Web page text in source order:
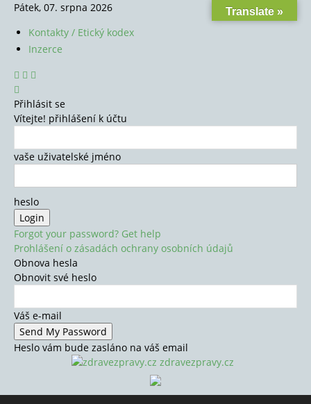
Pátek, 07. srpna 2026
Kontakty / Etický kodex
Inzerce
Přihlásit se
Vítejte! přihlášení k účtu
vaše uživatelské jméno
heslo
Forgot your password? Get help
Prohlášení o zásadách ochrany osobních údajů
Obnova hesla
Obnovit své heslo
Váš e-mail
Heslo vám bude zasláno na váš email
zdravezpravy.cz
Translate »